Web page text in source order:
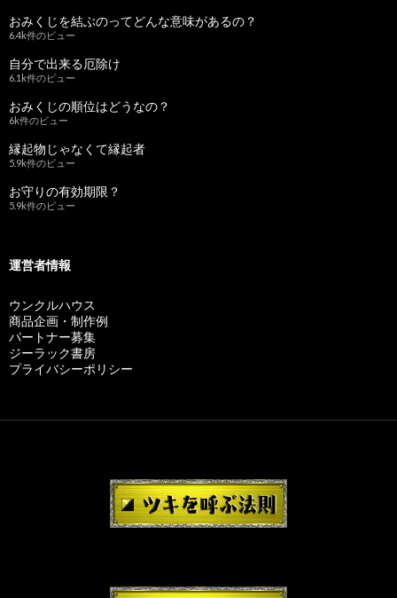
おみくじを結ぶのってどんな意味があるの？
6.4k件のビュー
自分で出来る厄除け
6.1k件のビュー
おみくじの順位はどうなの？
6k件のビュー
縁起物じゃなくて縁起者
5.9k件のビュー
お守りの有効期限？
5.9k件のビュー
運営者情報
ウンクルハウス
商品企画・制作例
パートナー募集
ジーラック書房
プライバシーポリシー